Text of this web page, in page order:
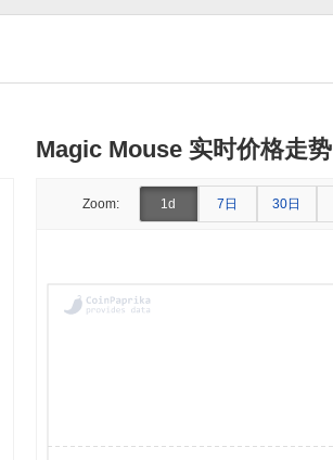
Magic Mouse 实时价格走势
Zoom: 1d 7日 30日